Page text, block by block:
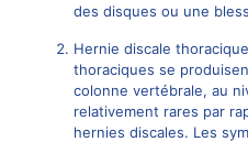
des disques ou une
Hernie discale
thoraciques se
colonne vertébrale, au
relativement rares par
hernies discales. Les